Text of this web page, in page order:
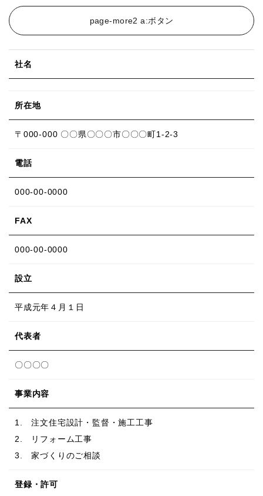
page-more2 a:ボタン
社名
所在地
〒000-000 〇〇県〇〇〇市〇〇〇町1-2-3
電話
000-00-0000
FAX
000-00-0000
設立
平成元年４月１日
代表者
〇〇〇〇
事業内容
1. 注文住宅設計・監督・施工工事
2. リフォーム工事
3. 家づくりのご相談
登録・許可